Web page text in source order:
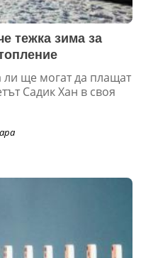
тежка зима за
ще могат да плащат
Садик Хан в своя